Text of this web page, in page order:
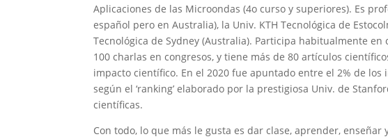
Aplicaciones de las Microondas (4o curso y superiores). Es
español pero en Australia), la Univ. KTH Tecnológica de
Tecnológica de Sydney (Australia). Participa habitualmente
100 charlas en congresos, y tiene más de 80 artículos
impacto científico. En el 2020 fue apuntado entre el 2% de
según el ‘ranking’ elaborado por la prestigiosa Univ. de
científicas.
Con todo, lo que más le gusta es dar clase, aprender,